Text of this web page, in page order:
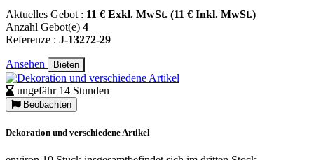
Aktuelles Gebot : 11 € Exkl. MwSt. (11 € Inkl. MwSt.)
Anzahl Gebot(e) 4
Referenze : J-13272-29
Ansehen Bieten
ungefähr 14 Stunden
Beobachten
Dekoration und verschiedene Artikel